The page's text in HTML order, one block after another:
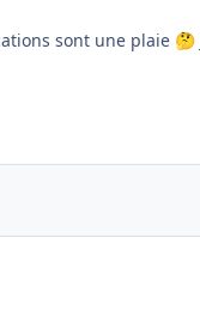
sont une plaie 🤔